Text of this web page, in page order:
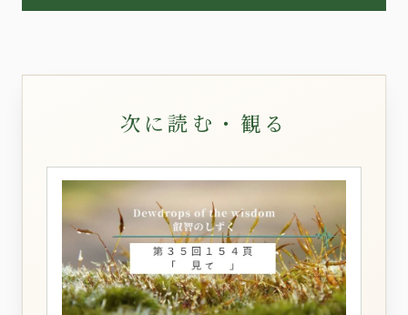
次に読む・観る